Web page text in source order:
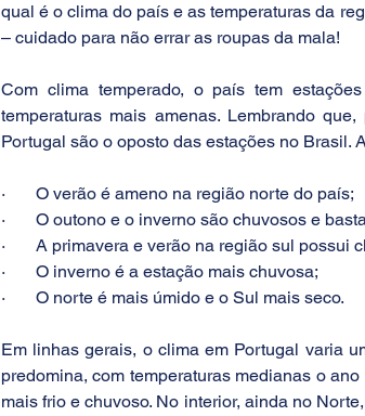
qual é o clima do país e as temperaturas da
– cuidado para não errar as roupas da mala!
Com clima temperado, o país tem
temperaturas mais amenas. Lembrando
Portugal são o oposto das estações no Brasil.
·       O verão é ameno na região norte do país;
·       O outono e o inverno são chuvosos e
·       A primavera e verão na região sul possui
·       O inverno é a estação mais chuvosa;
·       O norte é mais úmido e o Sul mais seco.
Em linhas gerais, o clima em Portugal varia
predomina, com temperaturas medianas o
mais frio e chuvoso. No interior, ainda no